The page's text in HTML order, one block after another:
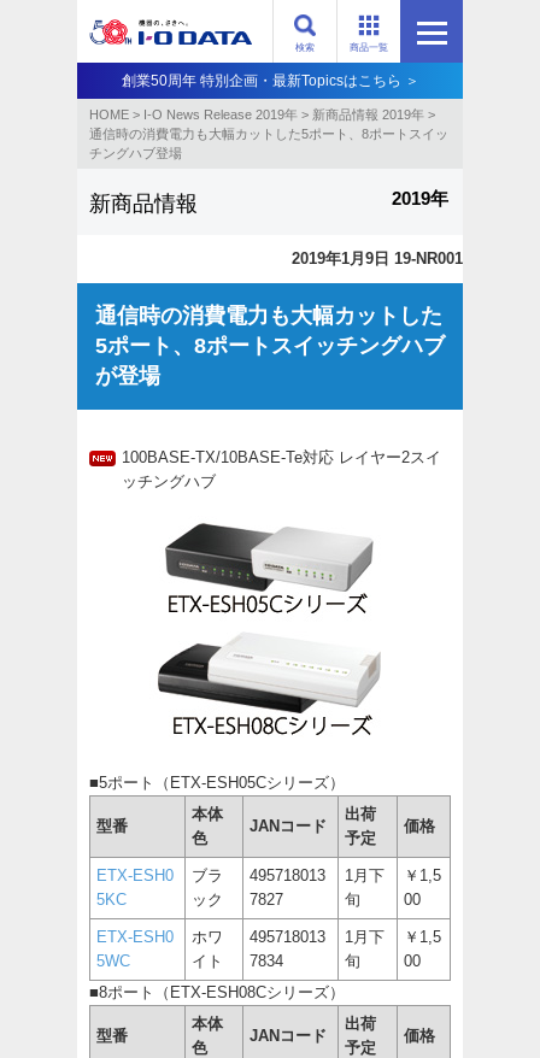
商品一覧
検索
創業50周年 特別企画・最新Topicsはこちら ＞
HOME > I-O News Release 2019年 > 新商品情報 2019年 >
通信時の消費電力も大幅カットした5ポート、8ポートスイッ
チングハブ登場
新商品情報 2019年
2019年1月9日 19-NR001
通信時の消費電力も大幅カットした
5ポート、8ポートスイッチングハブ
が登場
100BASE-TX/10BASE-Te対応 レイヤー2スイ
ッチングハブ
■5ポート（ETX-ESH05Cシリーズ）
型番
本体
色
JANコード
出荷
予定
価格
ETX-ESH0
5KC
ブラ
ック
495718013
7827
1月下
旬
￥1,5
00
ETX-ESH0
5WC
ホワ
イト
495718013
7834
1月下
旬
￥1,5
00
■8ポート（ETX-ESH08Cシリーズ）
型番
本体
色
JANコード
出荷
予定
価格